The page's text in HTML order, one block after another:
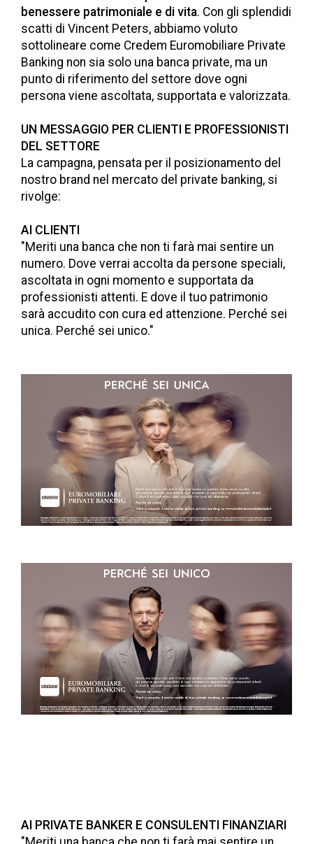
benessere patrimoniale e di vita. Con gli splendidi
scatti di Vincent Peters, abbiamo voluto
sottolineare come Credem Euromobiliare Private
Banking non sia solo una banca private, ma un
punto di riferimento del settore dove ogni
persona viene ascoltata, supportata e valorizzata.
UN MESSAGGIO PER CLIENTI E PROFESSIONISTI
DEL SETTORE
La campagna, pensata per il posizionamento del
nostro brand nel mercato del private banking, si
rivolge:
AI CLIENTI
"Meriti una banca che non ti farà mai sentire un
numero. Dove verrai accolta da persone speciali,
ascoltata in ogni momento e supportata da
professionisti attenti. E dove il tuo patrimonio
sarà accudito con cura ed attenzione. Perché sei
unica. Perché sei unico."
AI PRIVATE BANKER E CONSULENTI FINANZIARI